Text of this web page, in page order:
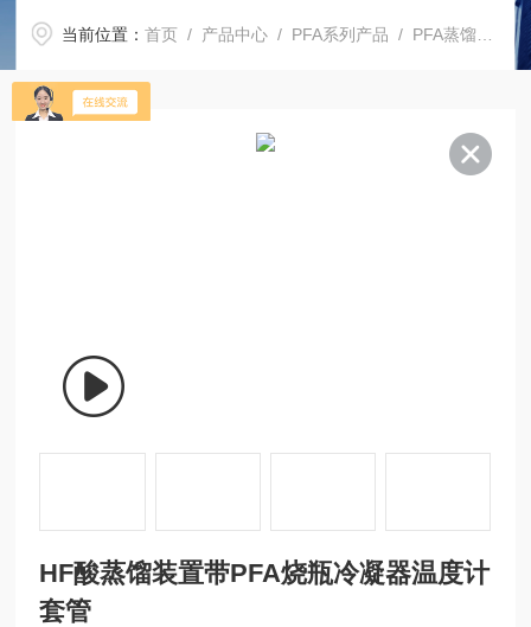
当前位置：首页 / 产品中心 / PFA系列产品 / PFA蒸馏冷凝装置
HF酸蒸馏装置带PFA烧瓶冷凝器温度计
套管